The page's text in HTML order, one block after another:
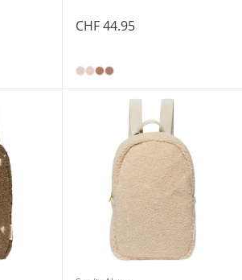
CHF 44.95